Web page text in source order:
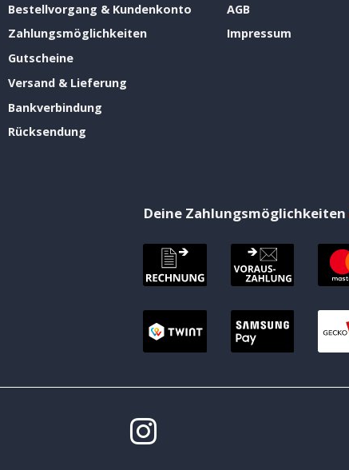
Bestellvorgang & Kundenkonto
Zahlungsmöglichkeiten
Gutscheine
Versand & Lieferung
Bankverbindung
Rücksendung
AGB
Impressum
Deine Zahlungsmöglichkeiten